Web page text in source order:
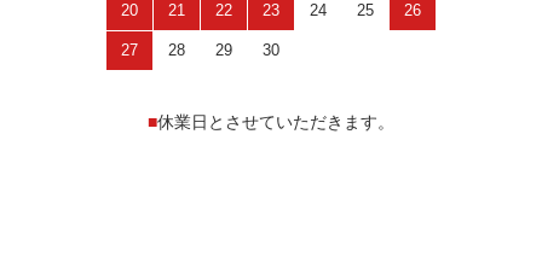
20 21 22 23 24 25 26
27 28 29 30
■休業日とさせていただきます。